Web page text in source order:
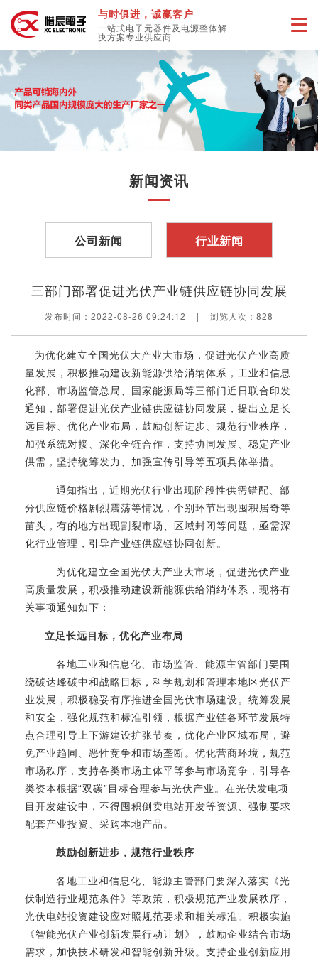
与时俱进，诚赢客户
一站式电子元器件及电源整体解
决方案专业供应商
新闻资讯
公司新闻 行业新闻
三部门部署促进光伏产业链供应链协同发展
发布时间：2022-08-26 09:24:12 | 浏览人次： 828
为优化建立全国光伏大产业大市场，促进光伏产业高质
量发展，积极推动建设新能源供给消纳体系，工业和信息
化部、市场监管总局、国家能源局等三部门近日联合印发
通知，部署促进光伏产业链供应链协同发展，提出立足长
远目标、优化产业布局，鼓励创新进步、规范行业秩序，
加强系统对接、深化全链合作，支持协同发展、稳定产业
供需，坚持统筹发力、加强宣传引导等五项具体举措。
通知指出，近期光伏行业出现阶段性供需错配、部
分供应链价格剧烈震荡等情况，个别环节出现囤积居奇等
苗头，有的地方出现割裂市场、区域封闭等问题，亟需深
化行业管理，引导产业链供应链协同创新。
为优化建立全国光伏大产业大市场，促进光伏产业
高质量发展，积极推动建设新能源供给消纳体系，现将有
关事项通知如下：
立足长远目标，优化产业布局
各地工业和信息化、市场监管、能源主管部门要围
绕碳达峰碳中和战略目标，科学规划和管理本地区光伏产
业发展，积极稳妥有序推进全国光伏市场建设。统筹发展
和安全，强化规范和标准引领，根据产业链各环节发展特
点合理引导上下游建设扩张节奏，优化产业区域布局，避
免产业趋同、恶性竞争和市场垄断。优化营商环境，规范
市场秩序，支持各类市场主体平等参与市场竞争，引导各
类资本根据“双碳” 目标合理参与光伏产业。在光伏发电项
目开发建设中，不得囤积倒卖电站开发等资源、强制要求
配套产业投资、采购本地产品。
鼓励创新进步，规范行业秩序
各地工业和信息化、能源主管部门要深入落实《光
伏制造行业规范条件》等政策，积极规范产业发展秩序，
光伏电站投资建设应对照规范要求和相关标准。积极实施
《智能光伏产业创新发展行动计划》，鼓励企业结合市场
需求，加快技术研发和智能创新升级。支持企业创新应用